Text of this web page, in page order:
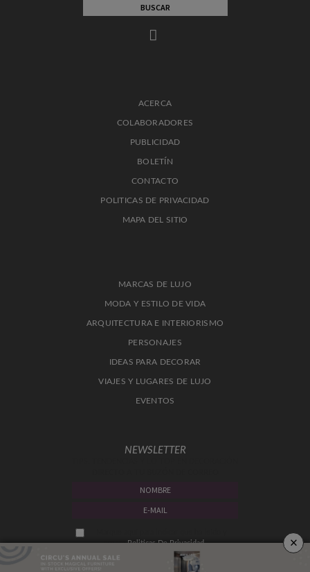
ACERCA
COLABORADORES
PUBLICIDAD
BOLETÍN
CONTACTO
POLITICAS DE PRIVACIDAD
MAPA DEL SITIO
MARCAS DE LUJO
MODA Y ESTILO DE VIDA
ARQUITECTURA E INTERIORISMO
PERSONAJES
IDEAS PARA DECORAR
VIAJES Y LUGARES DE LUJO
EVENTOS
NEWSLETTER
aceptaPoliticas De Privacidad. ×